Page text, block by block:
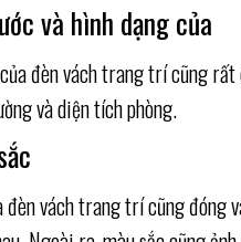
và hình dạng của
đèn vách trang trí cũng
và diện tích phòng.
đèn vách trang trí cũng